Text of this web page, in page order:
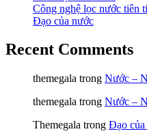
Công nghệ lọc nước tiên
Đạo của nước
Recent Comments
themegala trong Nước –
themegala trong Nước –
Themegala trong Đạo